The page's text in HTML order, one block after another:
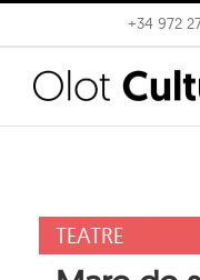
to
content
+34 972
TEATRE